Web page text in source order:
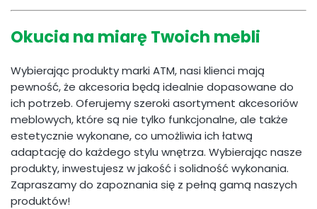
Okucia na miarę Twoich mebli
Wybierając produkty marki ATM, nasi klienci mają
pewność, że akcesoria będą idealnie dopasowane do
ich potrzeb. Oferujemy szeroki asortyment akcesoriów
meblowych, które są nie tylko funkcjonalne, ale także
estetycznie wykonane, co umożliwia ich łatwą
adaptację do każdego stylu wnętrza. Wybierając nasze
produkty, inwestujesz w jakość i solidność wykonania.
Zapraszamy do zapoznania się z pełną gamą naszych
produktów!